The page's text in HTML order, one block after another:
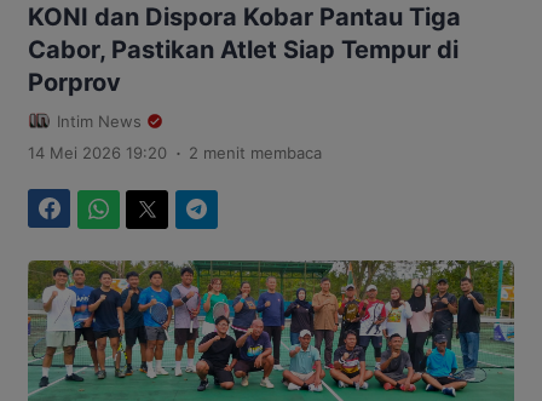
KONI dan Dispora Kobar Pantau Tiga
Cabor, Pastikan Atlet Siap Tempur di
Porprov
Intim News
14 Mei 2026 19:20 . 2 menit membaca